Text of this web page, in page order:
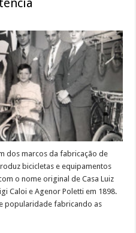
dos marcos da fabricação de
bicicletas e equipamentos
o nome original de Casa Luiz
Caloi e Agenor Poletti em 1898.
popularidade fabricando as